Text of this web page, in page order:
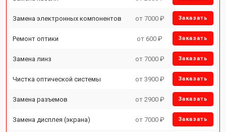
Замена электронных компонентов от 7000 ₽ Заказать
Ремонт оптики от 600 ₽ Заказать
Замена линз от 7000 ₽ Заказать
Чистка оптической системы от 3900 ₽ Заказать
Замена разъемов от 2900 ₽ Заказать
Замена дисплея (экрана) от 7000 ₽ Заказать